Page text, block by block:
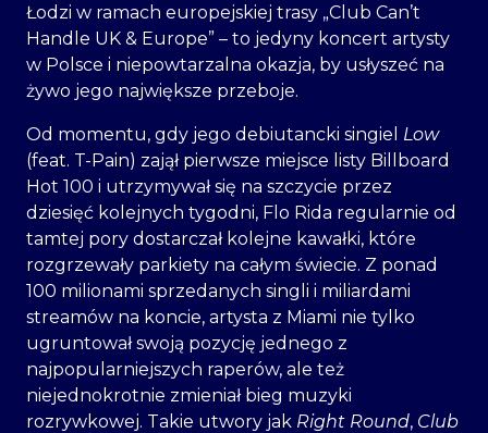
Łodzi w ramach europejskiej trasy „Club Can’t
Handle UK & Europe” – to jedyny koncert artysty
w Polsce i niepowtarzalna okazja, by usłyszeć na
żywo jego największe przeboje.
Od momentu, gdy jego debiutancki singiel Low
(feat. T-Pain) zajął pierwsze miejsce listy Billboard
Hot 100 i utrzymywał się na szczycie przez
dziesięć kolejnych tygodni, Flo Rida regularnie od
tamtej pory dostarczał kolejne kawałki, które
rozgrzewały parkiety na całym świecie. Z ponad
100 milionami sprzedanych singli i miliardami
streamów na koncie, artysta z Miami nie tylko
ugruntował swoją pozycję jednego z
najpopularniejszych raperów, ale też
niejednokrotnie zmieniał bieg muzyki
rozrywkowej. Takie utwory jak Right Round, Club